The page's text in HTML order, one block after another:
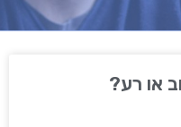
או רע?